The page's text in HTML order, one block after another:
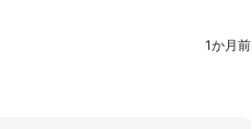
1か月前